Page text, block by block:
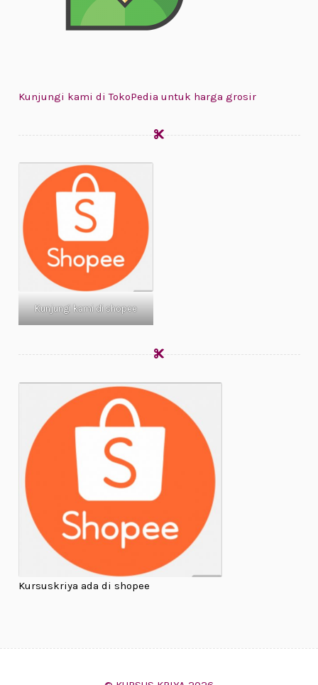
Kunjungi kami di TokoPedia untuk harga grosir
Kunjungi kami di shopee
Kursuskriya ada di shopee